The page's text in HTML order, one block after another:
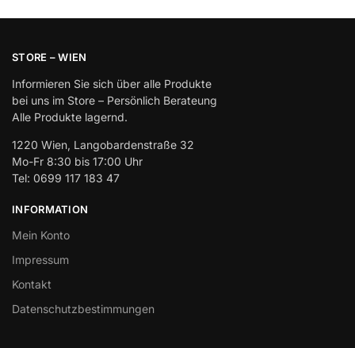
STORE – WIEN
Informieren Sie sich über alle Produkte
bei uns im Store – Persönlich Berateung
Alle Produkte lagernd.
1220 Wien, Langobardenstraße 32
Mo-Fr 8:30 bis 17:00 Uhr
Tel: 0699 117 183 47
INFORMATION
Mein Konto
Impressum
Kontakt
Datenschutzbestimmungen